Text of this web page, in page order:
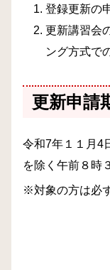
登録更新の
更新講習会
ング方式で
更新申請
令和7年１１月4
を除く午前８時
※対象の方は必